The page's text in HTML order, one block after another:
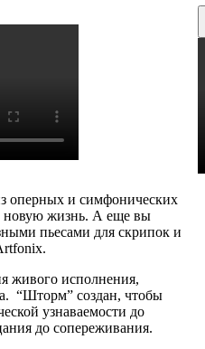
оперных и симфонических
новую жизнь. А еще вы
пьесами для скрипок и
живого исполнения,
“Шторм” создан, чтобы
узнаваемости до
до сопереживания.